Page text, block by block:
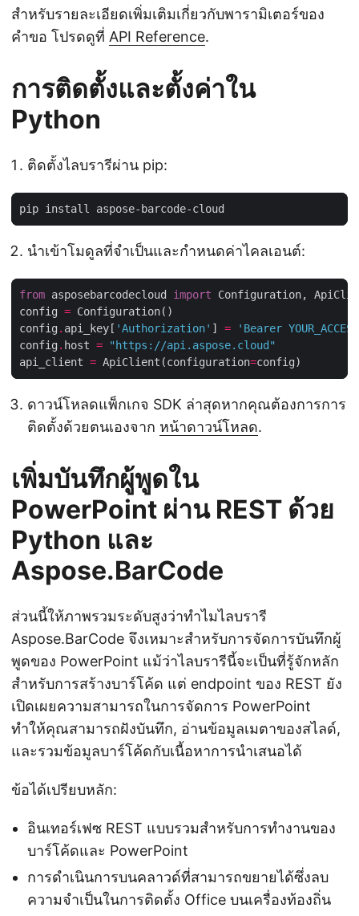
สำหรับรายละเอียดเพิ่มเติมเกี่ยวกับพารามิเตอร์ของ
คำขอ โปรดดูที่ API Reference.
การติดตั้งและตั้งค่าใน
Python
ติดตั้งไลบรารีผ่าน pip:
นำเข้าโมดูลที่จำเป็นและกำหนดค่าไคลเอนต์:
from asposebarcodecloud import
config =
config . api_key[ 'Authorization' ] =
'Bearer
config . host =
"https://api.aspose.cloud"
api_client = ApiClient(configuration=
ดาวน์โหลดแพ็กเกจ SDK ล่าสุดหากคุณต้องการการ
ติดตั้งด้วยตนเองจาก หน้าดาวน์โหลด.
เพิ่มบันทึกผู้พูดใน
PowerPoint ผ่าน REST ด้วย
Python และ
Aspose.BarCode
ส่วนนี้ให้ภาพรวมระดับสูงว่าทำไมไลบรารี
Aspose.BarCode จึงเหมาะสำหรับการจัดการบันทึกผู้
พูดของ PowerPoint แม้ว่าไลบรารีนี้จะเป็นที่รู้จักหลัก
สำหรับการสร้างบาร์โค้ด แต่ endpoint ของ REST ยัง
เปิดเผยความสามารถในการจัดการ PowerPoint
ทำให้คุณสามารถฝังบันทึก, อ่านข้อมูลเมตาของสไลด์,
และรวมข้อมูลบาร์โค้ดกับเนื้อหาการนำเสนอได้
ข้อได้เปรียบหลัก:
อินเทอร์เฟซ REST แบบรวมสำหรับการทำงานของ
บาร์โค้ดและ PowerPoint
การดำเนินการบนคลาวด์ที่สามารถขยายได้ซึ่งลบ
ความจำเป็นในการติดตั้ง Office บนเครื่องท้องถิ่น